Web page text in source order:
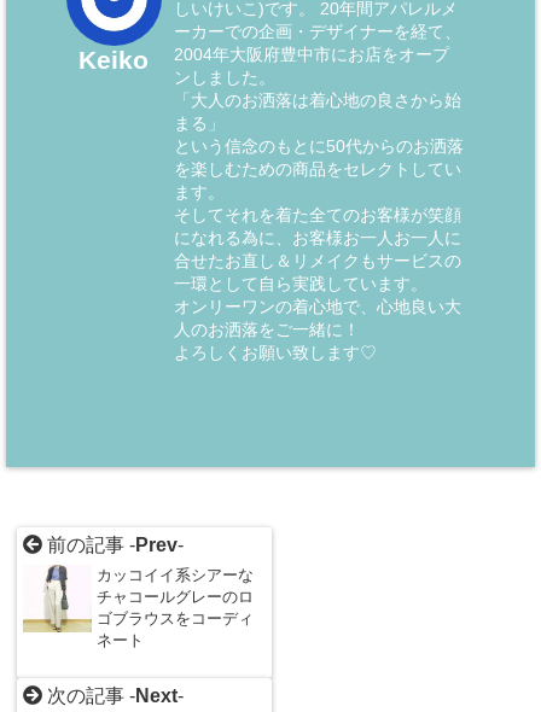
Keiko
しいけいこ)です。 20年間アパレルメ
ーカーでの企画・デザイナーを経て、
2004年大阪府豊中市にお店をオープ
ンしました。
「大人のお洒落は着心地の良さから始
まる」
という信念のもとに50代からのお洒落
を楽しむための商品をセレクトしてい
ます。
そしてそれを着た全てのお客様が笑顔
になれる為に、お客様お一人お一人に
合せたお直し＆リメイクもサービスの
一環として自ら実践しています。
オンリーワンの着心地で、心地良い大
人のお洒落をご一緒に！
よろしくお願い致します♡
前の記事 -Prev-
カッコイイ系シアーな
チャコールグレーのロ
ゴブラウスをコーディ
ネート
次の記事 -Next-